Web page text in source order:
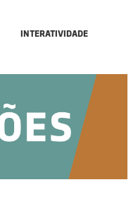
INTERATIVIDADE